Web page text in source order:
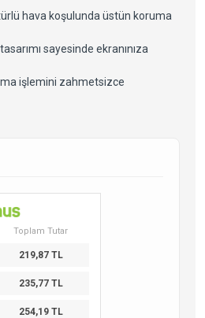
Cf Moto Cl-x 250 Radyatör
₺763,53 ₺1.096,64
hava koşulunda üstün koruma
sayesinde ekranınıza
işlemini zahmetsizce
Toplam Tutar
219,87 TL
235,77 TL
254,19 TL